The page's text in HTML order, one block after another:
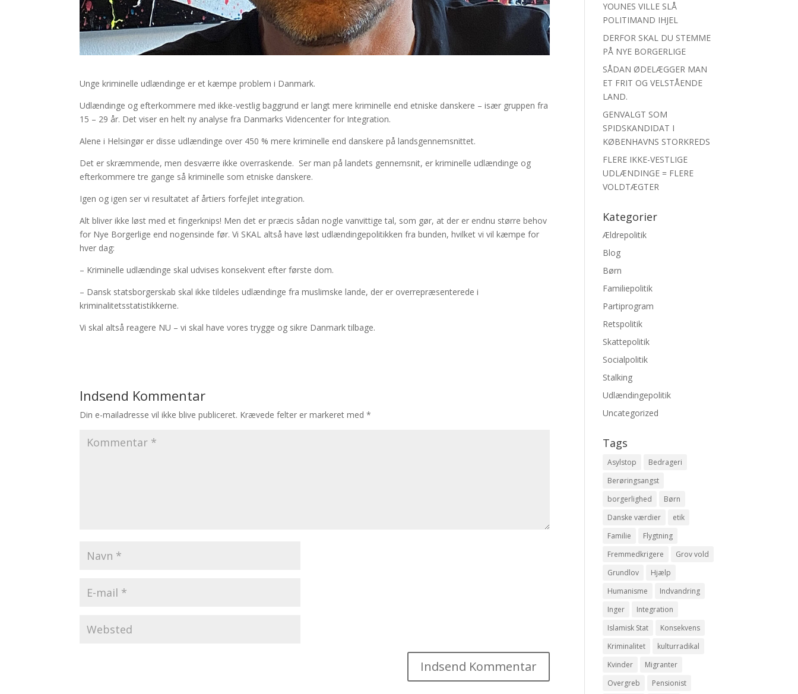
Unge kriminelle udlændinge er et kæmpe problem i Danmark.
Udlændinge og efterkommere med ikke-vestlig baggrund er langt mere kriminelle end etniske danskere – især gruppen fra
15 – 29 år. Det viser en helt ny analyse fra Danmarks Videncenter for Integration.
Alene i Helsingør er disse udlændinge over 450 % mere kriminelle end danskere på landsgennemsnittet.
Det er skræmmende, men desværre ikke overraskende. Ser man på landets gennemsnit, er kriminelle udlændinge og
efterkommere tre gange så kriminelle som etniske danskere.
Igen og igen ser vi resultatet af årtiers forfejlet integration.
Alt bliver ikke løst med et fingerknips! Men det er præcis sådan nogle vanvittige tal, som gør, at der er endnu større behov
for Nye Borgerlige end nogensinde før. Vi SKAL altså have løst udlændingepolitikken fra bunden, hvilket vi vil kæmpe for
hver dag:
– Kriminelle udlændinge skal udvises konsekvent efter første dom.
– Dansk statsborgerskab skal ikke tildeles udlændinge fra muslimske lande, der er overrepræsenterede i
kriminalitetsstatistikkerne.
Vi skal altså reagere NU – vi skal have vores trygge og sikre Danmark tilbage.
Indsend Kommentar
Din e-mailadresse vil ikke blive publiceret. Krævede felter er markeret med*
YOUNES VILLE SLÅ
POLITIMAND IHJEL
DERFOR SKAL DU STEMME
PÅ NYE BORGERLIGE
SÅDAN ØDELÆGGER MAN
ET FRIT OG VELSTÅENDE
LAND.
GENVALGT SOM
SPIDSKANDIDAT I
KØBENHAVNS STORKREDS
FLERE IKKE-VESTLIGE
UDLÆNDINGE = FLERE
VOLDTÆGTER
Kategorier
Ældrepolitik
Blog
Børn
Familiepolitik
Partiprogram
Retspolitik
Skattepolitik
Socialpolitik
Stalking
Udlændingepolitik
Uncategorized
Tags
Asylstop
Bedrageri
Berøringsangst
borgerlighed
Børn
Danske værdier
etik
Familie
Flygtning
Fremmedkrigere
Grov vold
Grundlov
Hjælp
Humanisme
Indvandring
Inger
Integration
Islamisk Stat
Konsekvens
Kriminalitet
kulturradikal
Kvinder
Migranter
Overgreb
Pensionist